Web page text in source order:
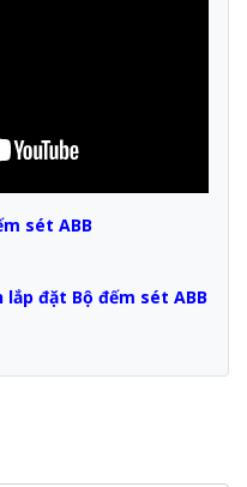
sét ABB
đặt Bộ đếm sét ABB